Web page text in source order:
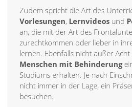
Zudem spricht die Art des
Vorlesungen, Lernvideos und
an, die mit der Art des
zurechtkommen oder lieber in
lernen. Ebenfalls nicht außer Acht
Menschen mit Behinderung
Studiums erhalten. Je nach
nicht immer in der Lage, ein
besuchen.